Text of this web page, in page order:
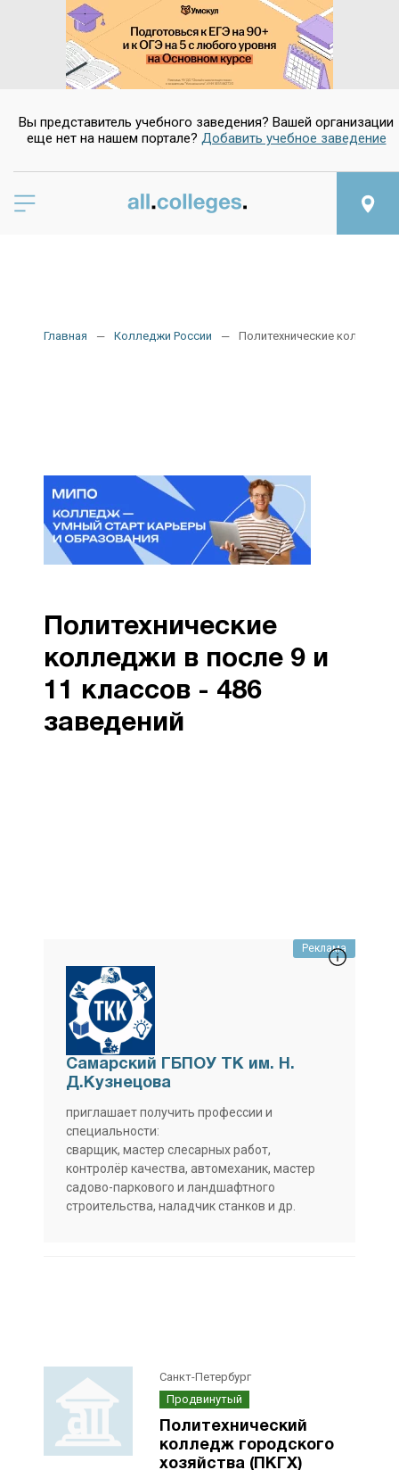
Вы представитель учебного заведения? Вашей организации
еще нет на нашем портале? Добавить учебное заведение
Главная Колледжи России Политехнические колледжи
Политехнические
колледжи в после 9 и
11 классов - 486
заведений
Реклама
Самарский ГБПОУ ТК им. Н.
Д.Кузнецова
приглашает получить профессии и
специальности:
сварщик, мастер слесарных работ,
контролёр качества, автомеханик, мастер
садово-паркового и ландшафтного
строительства, наладчик станков и др.
Санкт-Петербург
Продвинутый
Политехнический
колледж городского
хозяйства (ПКГХ)